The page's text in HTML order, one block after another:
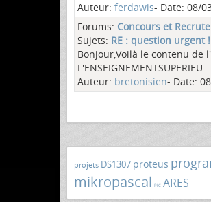
Auteur:ferdawis- Date: 08/
Forums: Concours et
Sujets: RE : question urgent
Bonjour,Voilà le contenu de
L'ENSEIGNEMENTSUPERIEU...
Auteur: bretonisien- Date:
projets DS1307 proteus
mikropascal PIC ARES